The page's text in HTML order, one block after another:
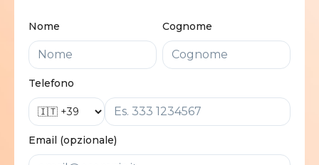
Nome Cognome
Telefono
Email (opzionale)